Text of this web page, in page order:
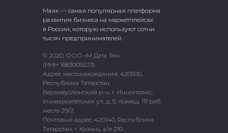
Маяк — самая популярная платформа
развития бизнеса на маркетплейсах
в России, которую используют сотни
тысяч предпринимателей.
© 2020, ООО «М Дата Тек»
(ИНН 1683009223)
Адрес местонахождения: 420500,
Республика Татарстан,
Верхнеуслонский р-н, г. Иннополис,
Университетская ул, д. 5, помещ. 111 раб.
место 29/2.
Почтовый адрес: 420140, Республика
Татарстан, г. Казань, а/я 210.